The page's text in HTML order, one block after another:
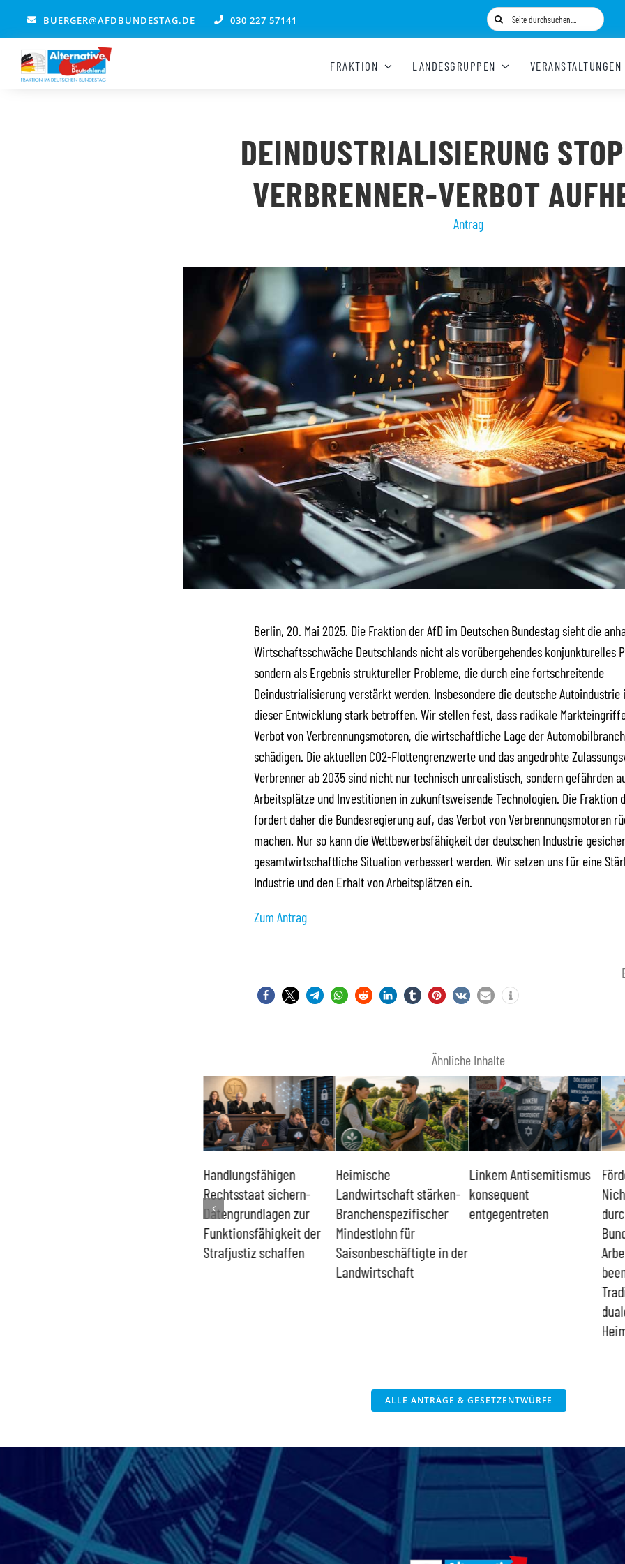
springen
BUERGER@AFDBUNDESTAG.DE 030 227 57141
Suche
nach:
FRAKTION LANDESGRUPPEN VERANSTALTUNGEN
DEINDUSTRIALISIERUNG
VERBRENNER-VERBOT
Antrag
Berlin, 20. Mai 2025. Die Fraktion der AfD im Deutschen Bundestag sieht die
Wirtschaftsschwäche Deutschlands nicht als vorübergehendes konjunkturelles
sondern als Ergebnis struktureller Probleme, die durch eine fortschreitende
Deindustrialisierung verstärkt werden. Insbesondere die deutsche Autoindustrie
dieser Entwicklung stark betroffen. Wir stellen fest, dass radikale
Verbot von Verbrennungsmotoren, die wirtschaftliche Lage der
schädigen. Die aktuellen CO2-Flottengrenzwerte und das angedrohte
Verbrenner ab 2035 sind nicht nur technisch unrealistisch, sondern gefährden
Arbeitsplätze und Investitionen in zukunftsweisende Technologien. Die Fraktion
fordert daher die Bundesregierung auf, das Verbot von Verbrennungsmotoren
machen. Nur so kann die Wettbewerbsfähigkeit der deutschen Industrie
gesamtwirtschaftliche Situation verbessert werden. Wir setzen uns für eine
Industrie und den Erhalt von Arbeitsplätzen ein.
Zum Antrag
Ähnliche Inhalte
Handlungsfähigen
Rechtsstaat sichern-
Datengrundlagen zur
Funktionsfähigkeit der
Strafjustiz schaffen
Heimische
Landwirtschaft stärken-
Branchenspezifischer
Mindestlohn für
Saisonbeschäftigte in der
Landwirtschaft
Linkem Antisemitismus
konsequent
entgegentreten
ALLE ANTRÄGE & GESETZENTWÜRFE